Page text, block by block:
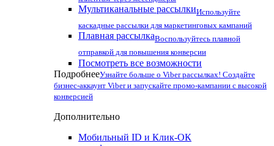
Мультиканальные рассылкиИспользуйте
каскадные рассылки для маркетинговых кампаний
Плавная рассылкаВоспользуйтесь плавной
отправкой для повышения конверсии
Посмотреть все возможности
ПодробнееУзнайте больше о Viber рассылках! Создайте
бизнес-аккаунт Viber и запускайте промо-кампании с высокой
конверсией
Дополнительно
Мобильный ID и Клик-ОК